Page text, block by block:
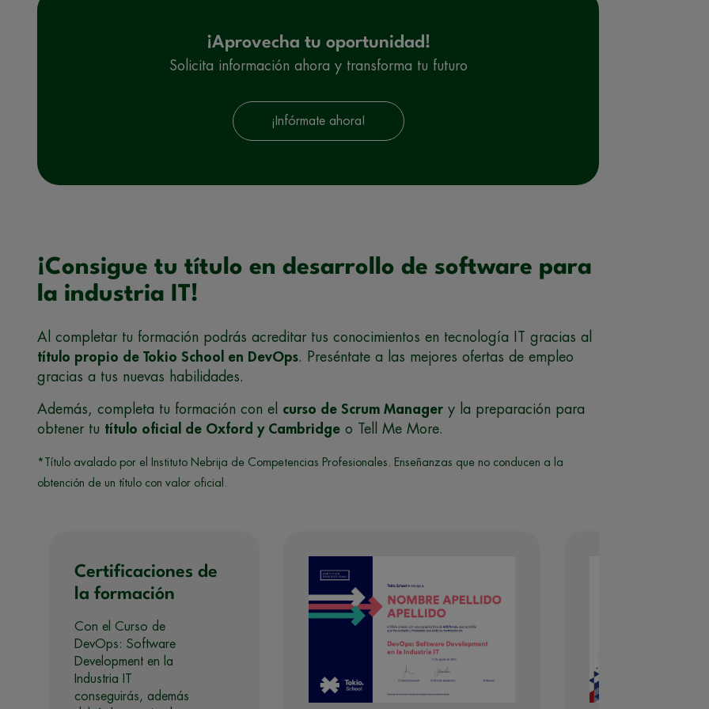
¡Aprovecha tu oportunidad!
Solicita información ahora y transforma tu futuro
¡Infórmate ahora!
¡Consigue tu título en desarrollo de software para
la industria IT!
Al completar tu formación podrás acreditar tus conocimientos en tecnología IT gracias al
título propio de Tokio School en DevOps. Preséntate a las mejores ofertas de empleo
gracias a tus nuevas habilidades.
Además, completa tu formación con el curso de Scrum Manager y la preparación para
obtener tu título oficial de Oxford y Cambridge o Tell Me More.
*Título avalado por el Instituto Nebrija de Competencias Profesionales. Enseñanzas que no conducen a la
obtención de un título con valor oficial.
Certificaciones de
la formación
Con el Curso de
DevOps: Software
Development en la
Industria IT
conseguirás, además